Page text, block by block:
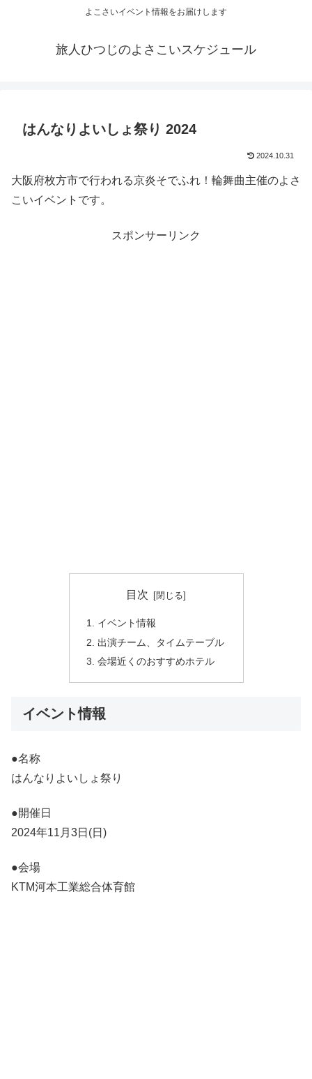
よこさいイベント情報をお届けします
旅人ひつじのよさこいスケジュール
はんなりよいしょ祭り 2024
2024.10.31
大阪府枚方市で行われる京炎そでふれ！輪舞曲主催のよさ
こいイベントです。
スポンサーリンク
目次
イベント情報
出演チーム、タイムテーブル
会場近くのおすすめホテル
イベント情報
●名称
はんなりよいしょ祭り
●開催日
2024年11月3日(日)
●会場
KTM河本工業総合体育館